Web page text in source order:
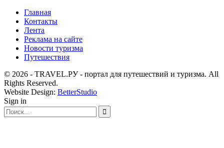
Главная
Контакты
Лента
Реклама на сайте
Новости туризма
Путешествия
© 2026 - TRAVEL.РУ - портал для путешествий и туризма. All
Rights Reserved.
Website Design: BetterStudio
Sign in